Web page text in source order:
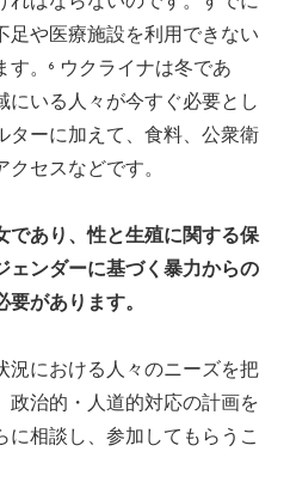
足や医療施設を利用できない
す。6
ウクライナは冬であ
にいる人々が今すぐ必要とし
ターに加えて、食料、公衆衛
セスなどです。
であり、性と生殖に関する保
ェンダーに基づく暴力からの
があります。
況における人々のニーズを把
政治的・人道的対応の計画を
に相談し、参加してもらうこ